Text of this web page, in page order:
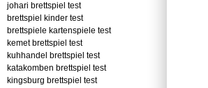
johari brettspiel test
brettspiel kinder test
brettspiele kartenspiele test
kemet brettspiel test
kuhhandel brettspiel test
katakomben brettspiel test
kingsburg brettspiel test